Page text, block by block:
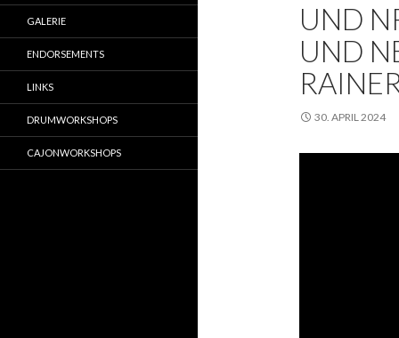
UND
UND
30. APRIL 2024
GALERIE
ENDORSEMENTS
LINKS
DRUMWORKSHOPS
CAJONWORKSHOPS